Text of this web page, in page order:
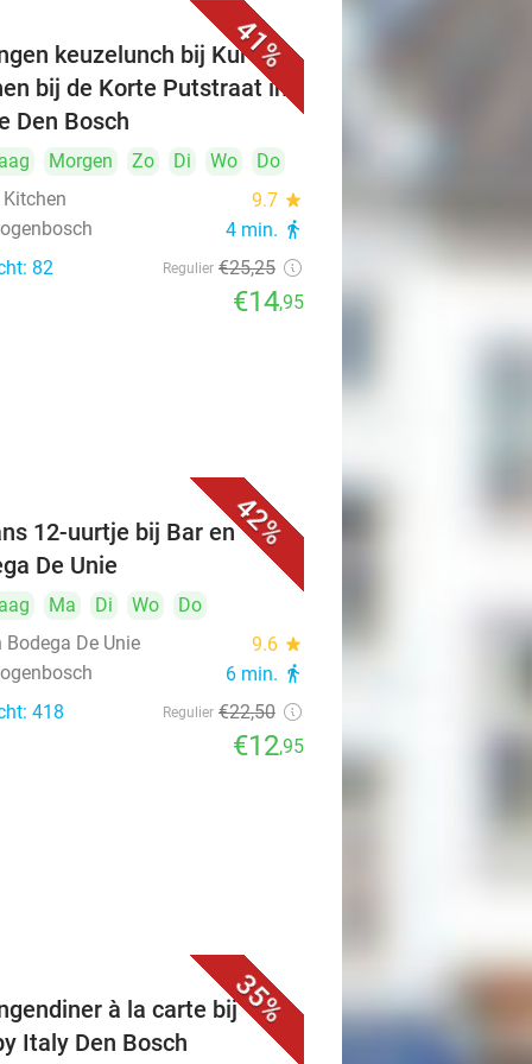
41%
keuzelunch bij Kuro's
bij de Korte Putstraat in
Den Bosch
Morgen Zo Di Wo
Do
Kitchen
9.7 star
4 min. directions_walk
82 Regulier €25,25
€14,95
42%
12-uurtje bij Bar en
De Unie
Ma Di Wo
Do
Bodega De Unie
9.6 star
6 min. directions_walk
418 Regulier €22,50
€12,95
35%
à la carte bij
Italy Den Bosch